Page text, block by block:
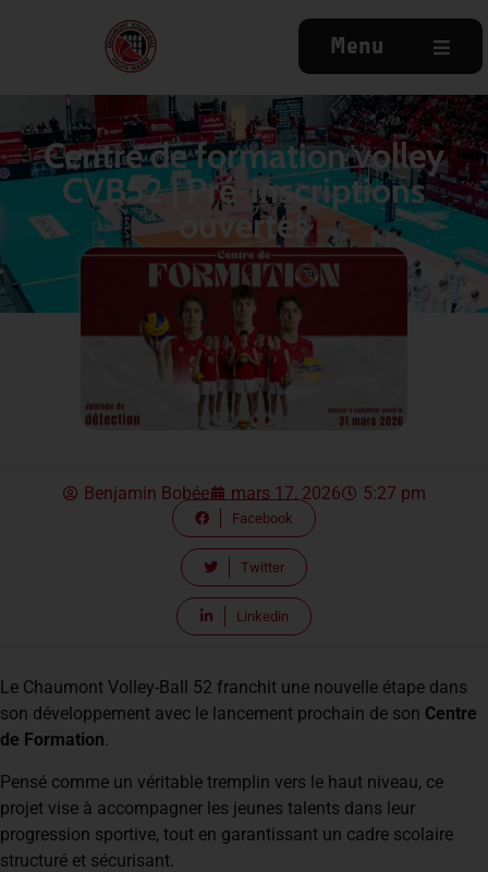
Menu
Centre de formation volley
CVB52 | Pré-inscriptions
ouvertes
Benjamin Bobée mars 17, 2026 5:27 pm
Facebook
Twitter
Linkedin
Le Chaumont Volley-Ball 52 franchit une nouvelle étape dans
son développement avec le lancement prochain de son Centre
de Formation.
Pensé comme un véritable tremplin vers le haut niveau, ce
projet vise à accompagner les jeunes talents dans leur
progression sportive, tout en garantissant un cadre scolaire
structuré et sécurisant.